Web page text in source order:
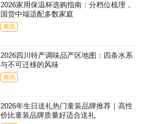
2026家用保温杯选购指南：分档位梳理，
国货中端适配多数家庭
商讯
2026四川特产调味品产区地图：四条水系
与不可迁移的风味
商讯
2026年生日送礼热门童装品牌推荐｜高性
价比童装品牌质量好适合送礼